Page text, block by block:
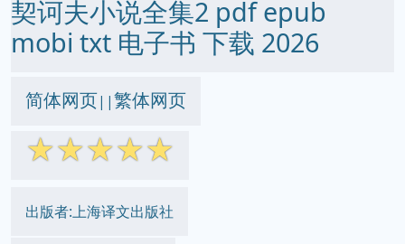
契诃夫小说全集2 pdf epub
mobi txt 电子书 下载 2026
简体网页||繁体网页
☆☆☆☆☆
出版者:上海译文出版社